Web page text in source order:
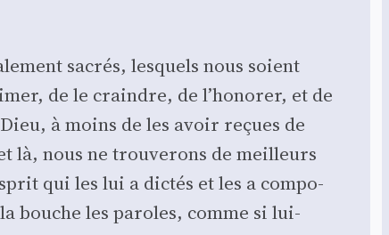
sacrés, les­quels nous soient
de le craindre, de l’honorer, et de
à moins de les avoir reçues de
là, nous ne trou­ve­rons de meilleurs
qui les lui a dic­tés et les a com­po­
bouche les paroles, comme si lui-